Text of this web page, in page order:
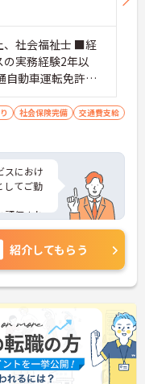
社会福祉士 ■経
実務経験2年以
動車運転免許（A
カーなどで送迎業
社会保険完備
交通費支給
スにおけ
してご勤
評価され
など各
くご勤務
ど、さら
ださ
紹介してもらう